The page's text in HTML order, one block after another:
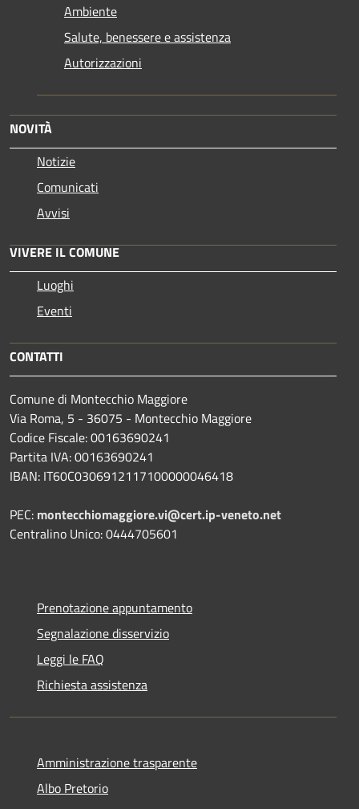
Ambiente
Salute, benessere e assistenza
Autorizzazioni
NOVITÀ
Notizie
Comunicati
Avvisi
VIVERE IL COMUNE
Luoghi
Eventi
CONTATTI
Comune di Montecchio Maggiore
Via Roma, 5 - 36075 - Montecchio Maggiore
Codice Fiscale: 00163690241
Partita IVA: 00163690241
IBAN: IT60C0306912117100000046418
PEC: montecchiomaggiore.vi@cert.ip-veneto.net
Centralino Unico: 0444705601
Prenotazione appuntamento
Segnalazione disservizio
Leggi le FAQ
Richiesta assistenza
Amministrazione trasparente
Albo Pretorio